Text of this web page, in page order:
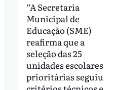
“A Secretaria
Municipal de
Educação (SME)
reafirma que a
seleção das 25
unidades escolares
prioritárias seguiu